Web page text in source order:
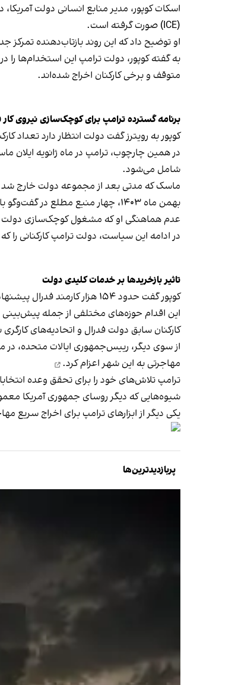
(ICE) صورت گرفته است.
او توضیح داد که این روند بازتاب‌دهنده
متوقف و برخی کارکنان اخراج شده‌اند.
برنامه گسترده ترامپ برای کوچک‌سازی نیروی کار
کوپور به رویترز گفت دولت انتظار دارد تعداد کارکنان فدرال را در سال جاری حدود ۳۰۰ هزار
شامل می‌شود.
ماسک که مدتی بعد از مجموعه دولت خارج شد
بهمن ماه ۱۴۰۳، چهار منبع مطلع در گفت‌وگو با رویترز، از تنش در تیم ترامپ بر سر اقدامات ماسک
عدم هماهنگی او که مشغول کوچک‌سازی دولت
در ادامه این سیاست، دولت ترامپ کارکنانی را
تاثیر بازخریدها بر خدمات کلیدی دولت
کوپور گفت حدود ۱۵۴ هزار کارمند فدرال پیشنهاد بازخرید شغل ارائه‌شده از سوی دولت را پذیرفته‌اند.
این اقدام حوزه‌های مختلفی از جمله
کارکنان سابق دولت فدرال و اتحادیه‌های
از سوی دیگر، رییس‌جمهوری ایالات متحده، در
مهاجرتی به این شهراعزام کرد.
ترامپ تلاش‌های خود را برای تحقق وعده‌
شیوه‌هایی که دیگر روسای جمهوری آمریکا
یکی دیگر از ابزارهای ترامپ برای اخراج سریع
پربازدیدترین‌ها